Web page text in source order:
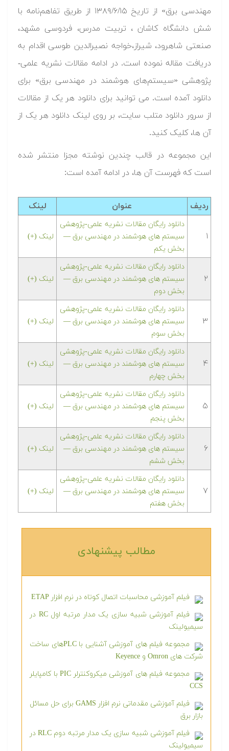
مهندسی برق» از تاریخ ۱۳۸۹/۶/۱۵ از طریق تفاهم‌نامه با
شش دانشگاه کاشان ، تربیت مدرس، فردوسی مشهد،
صنعتی شاهرود، شیراز،خواجه نصیرالدین طوسی اقدام به
دریافت مقاله نموده است. در ادامه مقالات نشریه علمی-
پژوهشی «سیستم‌های هوشمند در مهندسی برق» برای
دانلود آمده است. می توانید برای دانلود هر یک از مقالات
از سرور دانلود متلب سایت، بر روی لینک دانلود هر یک از
آن ها، کلیک کنید.
این مجموعه در قالب چندین نوشته مجزا منتشر شده
است که فهرست آن ها، در ادامه آمده است:
ردیف عنوان لینک
۱
دانلود رایگان مقالات نشریه علمی-پژوهشی
سیستم های هوشمند در مهندسی برق —
بخش یکم
لینک (+)
۲
دانلود رایگان مقالات نشریه علمی-پژوهشی
سیستم های هوشمند در مهندسی برق —
بخش دوم
لینک (+)
۳
دانلود رایگان مقالات نشریه علمی-پژوهشی
سیستم های هوشمند در مهندسی برق —
بخش سوم
لینک (+)
۴
دانلود رایگان مقالات نشریه علمی-پژوهشی
سیستم های هوشمند در مهندسی برق —
بخش چهارم
لینک (+)
۵
دانلود رایگان مقالات نشریه علمی-پژوهشی
سیستم های هوشمند در مهندسی برق —
بخش پنجم
لینک (+)
۶
دانلود رایگان مقالات نشریه علمی-پژوهشی
سیستم های هوشمند در مهندسی برق —
بخش ششم
لینک (+)
۷
دانلود رایگان مقالات نشریه علمی-پژوهشی
سیستم های هوشمند در مهندسی برق —
بخش هفتم
لینک (+)
مطالب پیشنهادی‎
فیلم آموزشی محاسبات اتصال کوتاه در نرم افزار ETAP
فیلم آموزشی شبیه سازی یک مدار مرتبه اول RC در
سیمیولینک
مجموعه فیلم های آموزشی آشنایی با PLCهای ساخت
شرکت های Omron و Keyence
مجموعه فیلم های آموزشی میکروکنترلر PIC با کامپایلر
CCS
فیلم آموزشی مقدماتی نرم افزار GAMS برای حل مسائل
بازار برق
فیلم آموزشی شبیه سازی یک مدار مرتبه دوم RLC در
سیمیولینک